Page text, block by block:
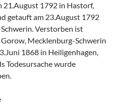
21.August 1792 in Hastorf,
getauft am 23.August 1792
Verstorben ist
Mecklenburg-Schwerin
1868 in Heiligenhagen,
Todesursache wurde